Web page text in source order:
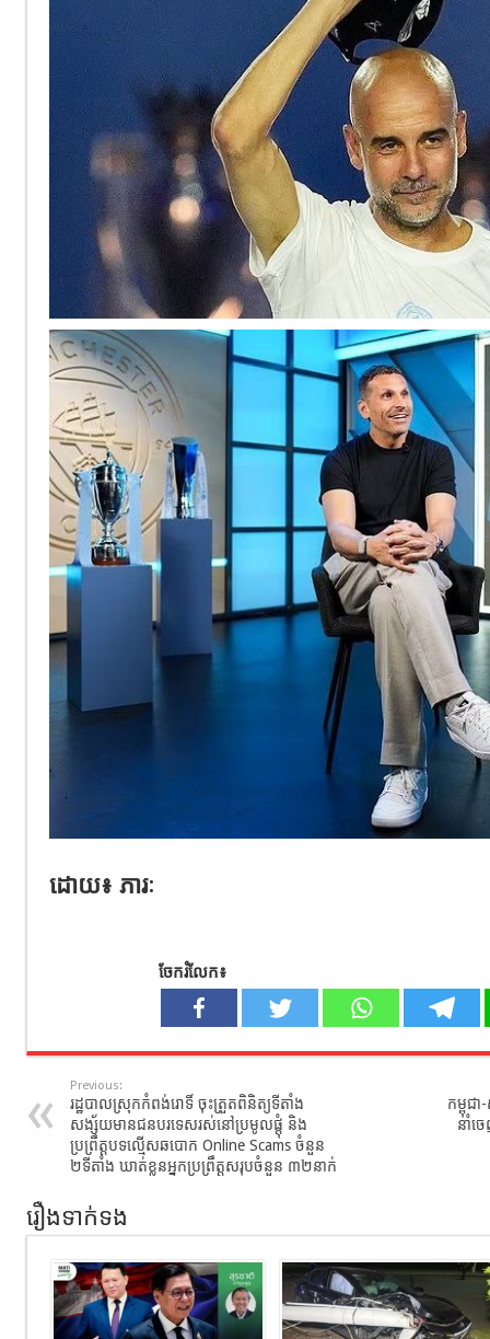
ដោយ៖ ភារៈ
ចែករំលែក៖
Previous:
រដ្ឋបាលស្រុកកំពង់រោទិ៍ ចុះត្រួតពិនិត្យទីតាំង
សង្ស័យមានជនបរទេសរស់នៅប្រមូលផ្ដុំ និង
ប្រព្រឹត្តបទល្មើសឆបោក Online Scams ចំនួន
២ទីតាំង ឃាត់ខ្លួនអ្នកប្រព្រឹត្តសរុបចំនួន ៣២នាក់
កម្ពុជា
នាំ
រឿងទាក់ទង